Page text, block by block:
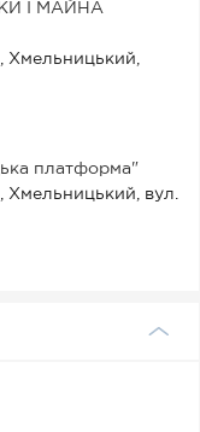
І МАЙНА
Хмельницький,
платформа"
Хмельницький, вул.